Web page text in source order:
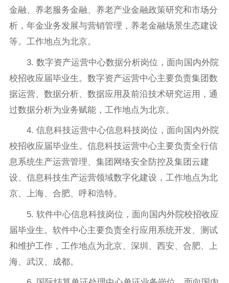
金融、养老服务金融、养老产业金融政策研究和市场分
析，年金业务发展与营销管理，养老金融场景生态建设
等。工作地点为北京。
3. 数字资产运营中心数据分析岗位，面向国内外院
校招收应届毕业生。数字资产运营中心主要负责集团数
据运营、数据分析、数据应用及前沿技术研究运用，通
过数据分析为业务赋能，工作地点为北京。
4. 信息科技运营中心信息科技岗位，面向国内外院
校招收应届毕业生。信息科技运营中心主要负责全行信
息系统生产运营管理、集团网络安全防控及集团云建
设、信息科技生产运营领域数字化建设，工作地点为北
京、上海、合肥、呼和浩特。
5. 软件中心信息科技岗位，面向国内外院校招收应
届毕业生。软件中心主要负责全行应用系统开发、测试
和维护工作，工作地点为北京、深圳、西安、合肥、上
海、武汉、成都。